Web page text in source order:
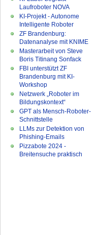
Laufroboter NOVA
KI-Projekt - Autonome
Intelligente Roboter
ZF Brandenburg:
Datenanalyse mit KNIME
Masterarbeit von Steve
Boris Titinang Sonfack
FBI unterstützt ZF
Brandenburg mit KI-
Workshop
Netzwerk „Roboter im
Bildungskontext“
GPT als Mensch-Roboter-
Schnittstelle
LLMs zur Detektion von
Phishing-Emails
Pizzabote 2024 -
Breitensuche praktisch